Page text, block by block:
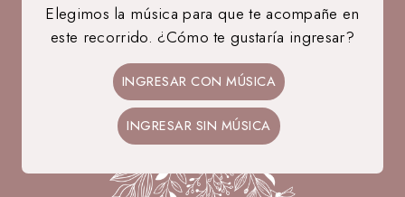
12 • 09 • 2026
Ale Bruno
NOS CASAMOS
33 06 16 44
Elegimos la música para que te acompañe en
este recorrido. ¿Cómo te gustaría ingresar?
INGRESAR CON MÚSICA
INGRESAR SIN MÚSICA